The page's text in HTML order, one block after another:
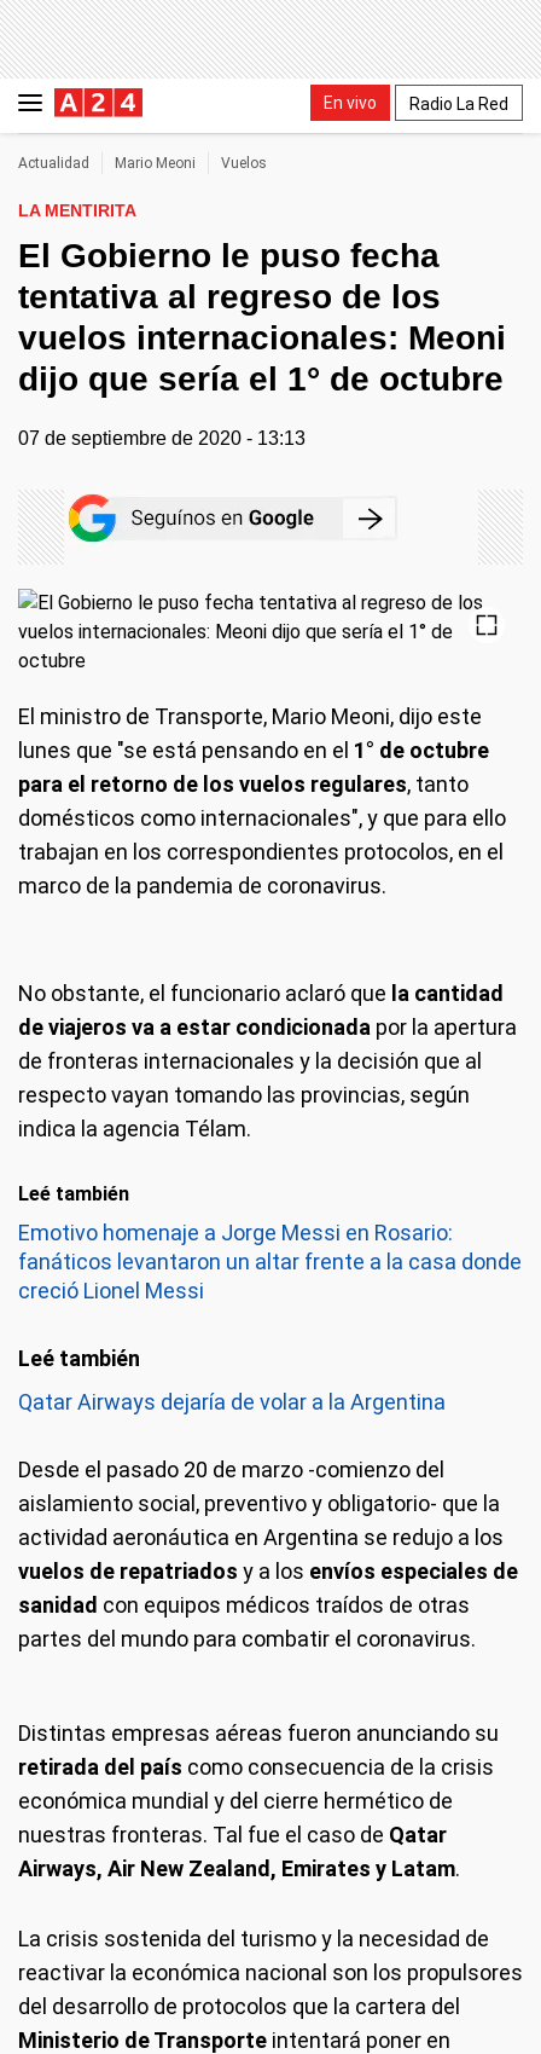
En vivo Radio La Red
Actualidad Mario Meoni Vuelos
LA MENTIRITA
El Gobierno le puso fecha
tentativa al regreso de los
vuelos internacionales: Meoni
dijo que sería el 1° de octubre
07 de septiembre de 2020 - 13:13
El ministro de Transporte, Mario Meoni, dijo este
lunes que "se está pensando en el 1° de octubre
para el retorno de los vuelos regulares, tanto
domésticos como internacionales", y que para ello
trabajan en los correspondientes protocolos, en el
marco de la pandemia de coronavirus.
No obstante, el funcionario aclaró que la cantidad
de viajeros va a estar condicionada por la apertura
de fronteras internacionales y la decisión que al
respecto vayan tomando las provincias, según
indica la agencia Télam.
Leé también
Emotivo homenaje a Jorge Messi en Rosario:
fanáticos levantaron un altar frente a la casa donde
creció Lionel Messi
Qatar Airways dejaría de volar a la Argentina
Desde el pasado 20 de marzo -comienzo del
aislamiento social, preventivo y obligatorio- que la
actividad aeronáutica en Argentina se redujo a los
vuelos de repatriados y a los envíos especiales de
sanidad con equipos médicos traídos de otras
partes del mundo para combatir el coronavirus.
Distintas empresas aéreas fueron anunciando su
retirada del país como consecuencia de la crisis
económica mundial y del cierre hermético de
nuestras fronteras. Tal fue el caso de Qatar
Airways, Air New Zealand, Emirates y Latam.
La crisis sostenida del turismo y la necesidad de
reactivar la económica nacional son los propulsores
del desarrollo de protocolos que la cartera del
Ministerio de Transporte intentará poner en